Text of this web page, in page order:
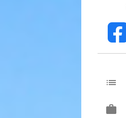
fb
list
work